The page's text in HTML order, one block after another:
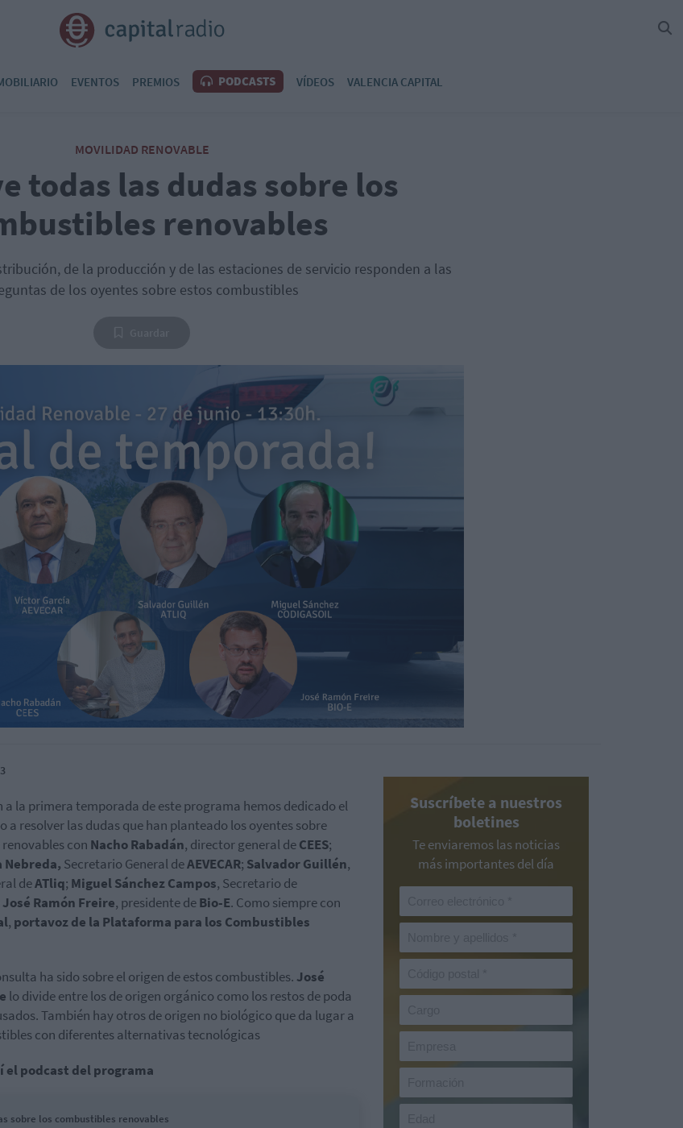
EVENTOS PREMIOS PODCASTS VÍDEOS VALENCIA CAPITAL
MOVILIDAD RENOVABLE
todas las dudas sobre los
renovables
de la producción y de las estaciones de servicio responden a las
de los oyentes sobre estos combustibles
a la primera temporada de este programa hemos dedicado el
a resolver las dudas que han planteado los oyentes sobre
con Nacho Rabadán, director general deCEES;
Nebreda, Secretario General deAEVECAR; Salvador Guillén,
deATliq; Miguel Sánchez Campos, Secretario de
José Ramón Freire, presidente deBio-E. Como siempre con
, portavoz de la Plataforma para los Combustibles
ha sido sobre el origen de estos combustibles. José
lo divide entre los de origen orgánico como los restos de poda
También hay otros de origen no biológico que da lugar a
con diferentes alternativas tecnológicas
el podcast del programa
sobre los combustibles renovables
Suscríbete a nuestros
boletines
Te enviaremos las noticias
más importantes del día